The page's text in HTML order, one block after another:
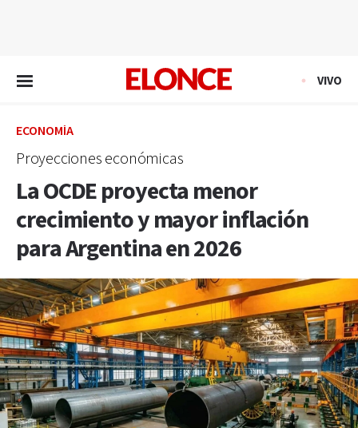
VIVO
ECONOMÍA
Proyecciones económicas
La OCDE proyecta menor
crecimiento y mayor inflación
para Argentina en 2026